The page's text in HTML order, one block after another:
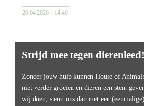
20 04 2026 14:40
Strijd mee tegen dierenleed!
Zonder jouw hulp kunnen House of
niet verder groeien en dieren een stem
wij doen, steun ons dan met een